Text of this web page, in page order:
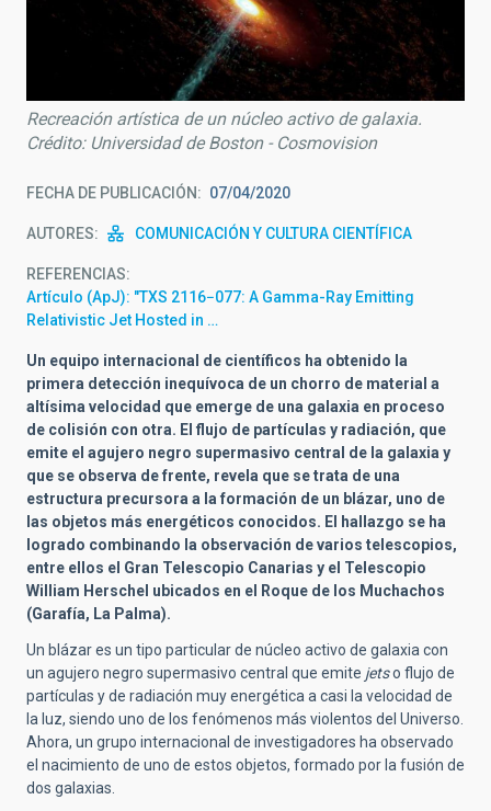
Recreación artística de un núcleo activo de galaxia.
Crédito: Universidad de Boston - Cosmovision
FECHA DE PUBLICACIÓN 07/04/2020
AUTORES COMUNICACIÓN Y CULTURA CIENTÍFICA
REFERENCIAS
Artículo (ApJ): "TXS 2116−077: A Gamma-Ray Emitting
Relativistic Jet Hosted in …
Un equipo internacional de científicos ha obtenido la
primera detección inequívoca de un chorro de material a
altísima velocidad que emerge de una galaxia en proceso
de colisión con otra. El flujo de partículas y radiación, que
emite el agujero negro supermasivo central de la galaxia y
que se observa de frente, revela que se trata de una
estructura precursora a la formación de un blázar, uno de
las objetos más energéticos conocidos. El hallazgo se ha
logrado combinando la observación de varios telescopios,
entre ellos el Gran Telescopio Canarias y el Telescopio
William Herschel ubicados en el Roque de los Muchachos
(Garafía, La Palma).
Un blázar es un tipo particular de núcleo activo de galaxia con
un agujero negro supermasivo central que emite jetso flujo de
partículas y de radiación muy energética a casi la velocidad de
la luz, siendo uno de los fenómenos más violentos del Universo.
Ahora, un grupo internacional de investigadores ha observado
el nacimiento de uno de estos objetos, formado por la fusión de
dos galaxias.